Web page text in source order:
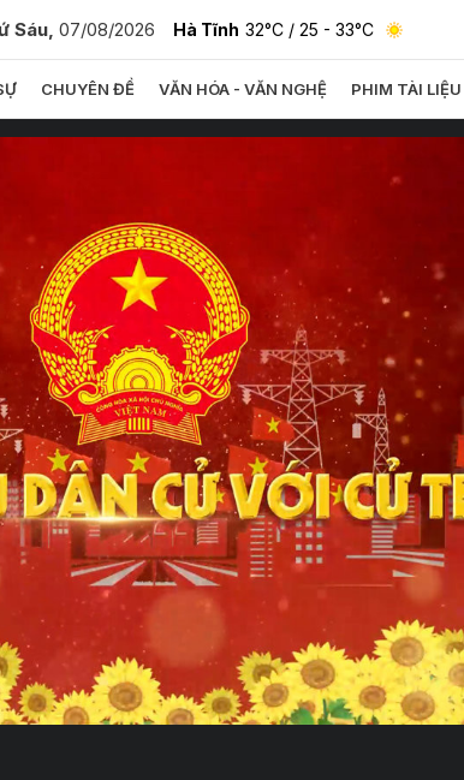
Sáu, 07/08/2026 Hà Tĩnh 32°C / 25 - 33°C
CHUYÊN ĐỀ VĂN HÓA - VĂN NGHỆ PHIM TÀI LIỆU